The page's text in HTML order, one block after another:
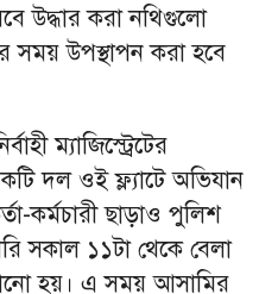
উদ্ধার করা নথিগুলো
সময় উপস্থাপন করা হবে
ম্যাজিস্ট্রেটের
দল ওই ফ্ল্যাটে অভিযান
কর্মচারী ছাড়াও পুলিশ
সকাল ১১টা থেকে বেলা
হয়। এ সময় আসামির